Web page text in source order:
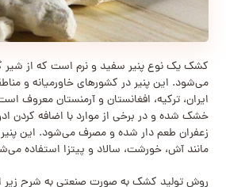
کشک یک نوع پنیر سفید و نرم است که از شیر
می‌شود. این پنیر در کشورهای خاورمیانه و
ایران، ترکیه، افغانستان و آرمنستان معروف
خشک شده و در برخی از موارد با اضافه کردن
زعفران طعم دار شده و مصرف می‌شود. این
مانند آش، خورشت، سالاد و پیتزا استفاده
روش تولید کشک به صورت صنعتی به شرح